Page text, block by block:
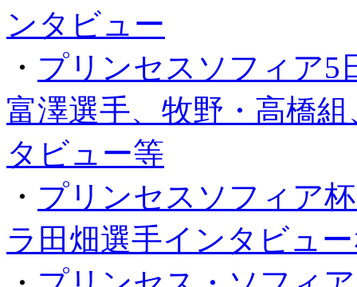
ンタビュー
・ プリンセスソフィア5
富澤選手、牧野・高橋
タビュー等
・ プリンセスソフィア
ラ田畑選手インタビュ